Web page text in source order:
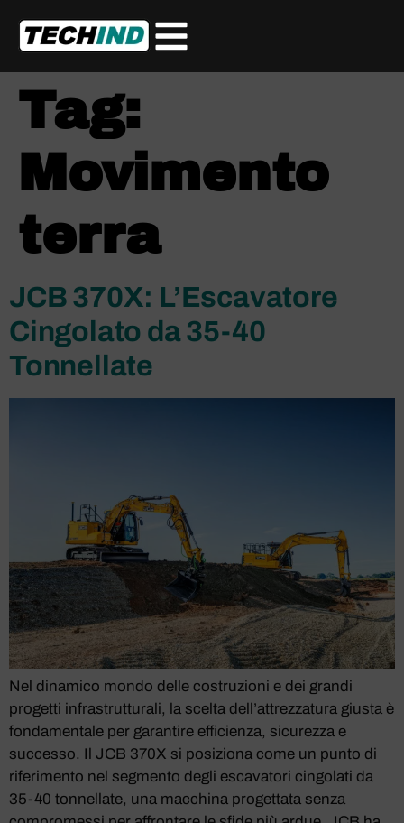
Tag:
Movimento
terra
JCB 370X: L’Escavatore
Cingolato da 35-40
Tonnellate
Nel dinamico mondo delle costruzioni e dei grandi
progetti infrastrutturali, la scelta dell’attrezzatura giusta è
fondamentale per garantire efficienza, sicurezza e
successo. Il JCB 370X si posiziona come un punto di
riferimento nel segmento degli escavatori cingolati da
35-40 tonnellate, una macchina progettata senza